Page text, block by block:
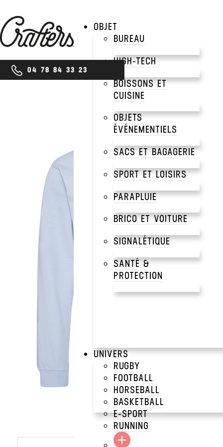
04 78 84 33 23
OBJET
BUREAU
HIGH-TECH
BOISSONS ET
CUISINE
OBJETS
ÉVÉNEMENTIELS
SACS ET BAGAGERIE
SPORT ET LOISIRS
PARAPLUIE
BRICO ET VOITURE
SIGNALÉTIQUE
SANTÉ &
PROTECTION
UNIVERS
RUGBY
FOOTBALL
HORSEBALL
BASKETBALL
E-SPORT
RUNNING